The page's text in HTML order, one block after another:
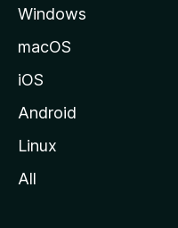
Windows
macOS
iOS
Android
Linux
All